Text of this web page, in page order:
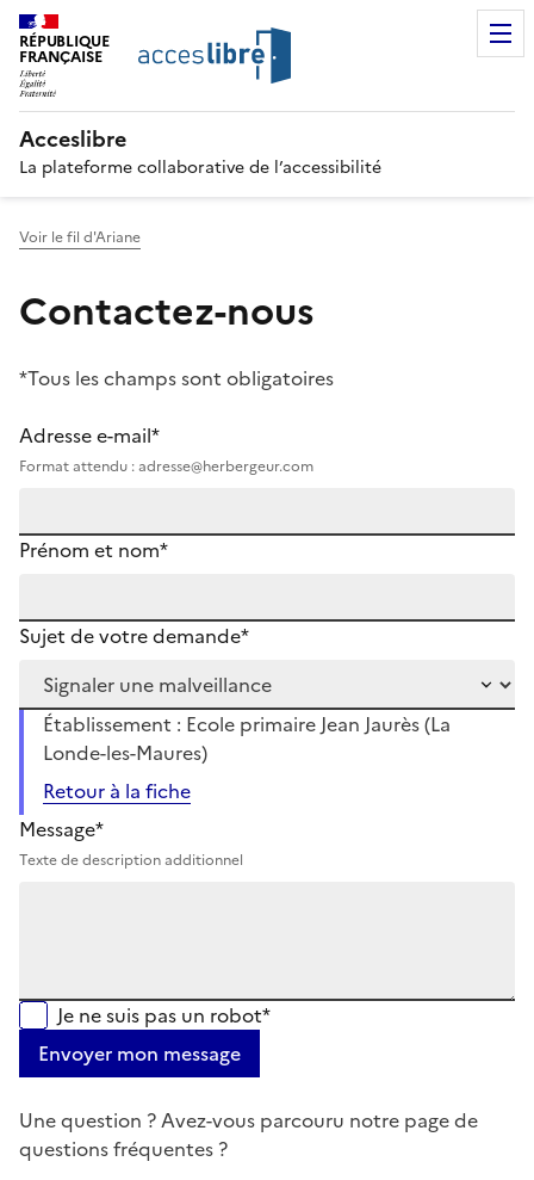
RÉPUBLIQUE
FRANÇAISE
Acceslibre
La plateforme collaborative de l’accessibilité
Voir le fil d'Ariane
Contactez-nous
*Tous les champs sont obligatoires
Adresse e-mail*
Format attendu : adresse@herbergeur.com
Prénom et nom*
Sujet de votre demande*
Établissement : Ecole primaire Jean Jaurès (La
Londe-les-Maures)
Retour à la fiche
Message*
Texte de description additionnel
Je ne suis pas un robot*
Envoyer mon message
Une question ? Avez-vous parcouru notre page de
questions fréquentes ?